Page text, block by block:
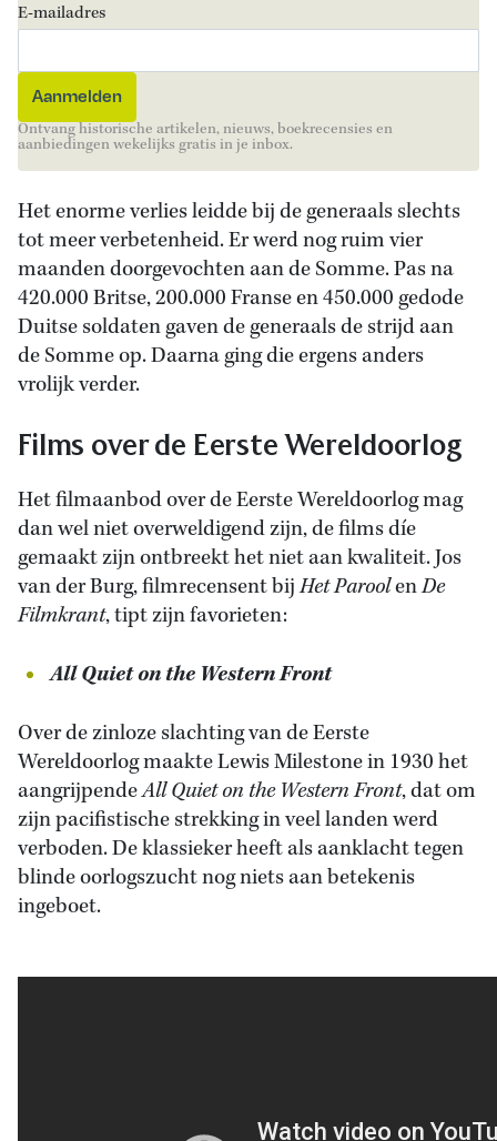
E-mailadres
Ontvang historische artikelen, nieuws, boekrecensies en
aanbiedingen wekelijks gratis in je inbox.
Het enorme verlies leidde bij de generaals slechts
tot meer verbetenheid. Er werd nog ruim vier
maanden doorgevochten aan de Somme. Pas na
420.000 Britse, 200.000 Franse en 450.000 gedode
Duitse soldaten gaven de generaals de strijd aan
de Somme op. Daarna ging die ergens anders
vrolijk verder.
Films over de Eerste Wereldoorlog
Het filmaanbod over de Eerste Wereldoorlog mag
dan wel niet overweldigend zijn, de films díe
gemaakt zijn ontbreekt het niet aan kwaliteit. Jos
van der Burg, filmrecensent bijHet ParoolenDe
Filmkrant, tipt zijn favorieten:
All Quiet on the Western Front
Over de zinloze slachting van de Eerste
Wereldoorlog maakte Lewis Milestone in 1930 het
aangrijpendeAll Quiet on the Western Front, dat om
zijn pacifistische strekking in veel landen werd
verboden. De klassieker heeft als aanklacht tegen
blinde oorlogszucht nog niets aan betekenis
ingeboet.